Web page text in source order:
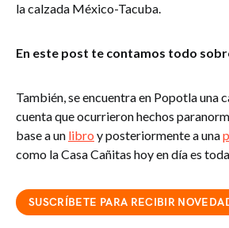
la calzada México-Tacuba.
En este post te contamos todo
También, se encuentra en Popotla una
cuenta que ocurrieron hechos
base a un libro y posteriormente a una
como la Casa Cañitas hoy en día es
SUSCRÍBETE PARA RECIBIR